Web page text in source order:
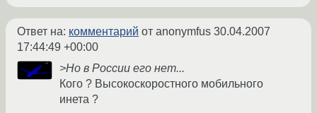
Ответ на: комментарий от anonymfus 30.04.2007
17:44:49 +00:00
>Но в России его нет...
Кого ? Высокоскоростного мобильного
инета ?